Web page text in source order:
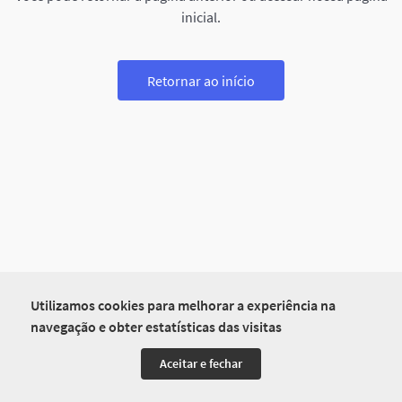
Utilizamos cookies para melhorar a experiência na
navegação e obter estatísticas das visitas
Aceitar e fechar
inicial.
Retornar ao início